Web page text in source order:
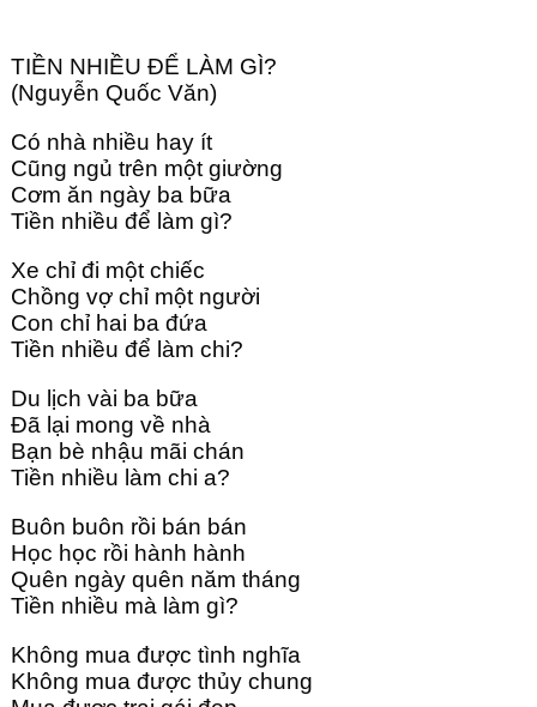
TIỀN NHIỀU ĐỂ LÀM GÌ?
(Nguyễn Quốc Văn)
Có nhà nhiều hay ít
Cũng ngủ trên một giường
Cơm ăn ngày ba bữa
Tiền nhiều để làm gì?
Xe chỉ đi một chiếc
Chồng vợ chỉ một người
Con chỉ hai ba đứa
Tiền nhiều để làm chi?
Du lịch vài ba bữa
Đã lại mong về nhà
Bạn bè nhậu mãi chán
Tiền nhiều làm chi a?
Buôn buôn rồi bán bán
Học học rồi hành hành
Quên ngày quên năm tháng
Tiền nhiều mà làm gì?
Không mua được tình nghĩa
Không mua được thủy chung